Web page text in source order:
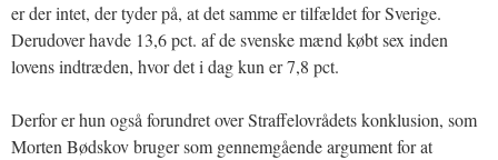
er der intet, der tyder på, at det samme er tilfældet for Sverige.
Derudover havde 13,6 pct. af de svenske mænd købt sex inden
lovens indtræden, hvor det i dag kun er 7,8 pct.
Derfor er hun også forundret over Straffelovrådets konklusion, som
Morten Bødskov bruger som gennemgående argument for at